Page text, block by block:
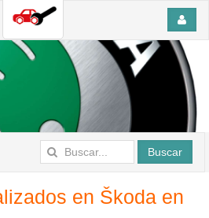
Buscar
en Škoda en